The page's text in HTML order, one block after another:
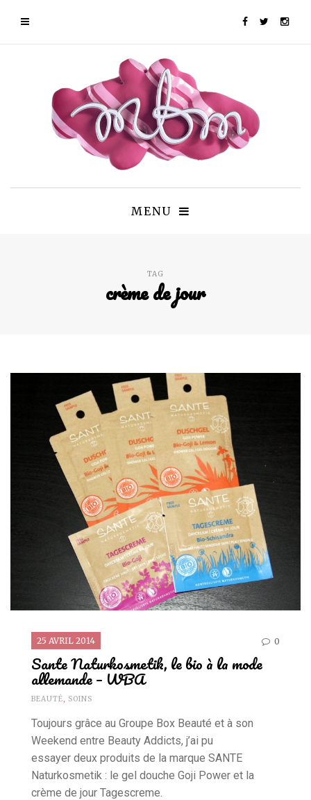
MENU
TAG
crème de jour
25 AVRIL 2014 0
Sante Naturkosmetik, le bio à la mode
allemande – WBA
BEAUTÉ, SOINS
Toujours grâce au Groupe Box Beauté et à son
Weekend entre Beauty Addicts, j’ai pu
essayer deux produits de la marque SANTE
Naturkosmetik : le gel douche Goji Power et la
crème de jour Tagescreme.